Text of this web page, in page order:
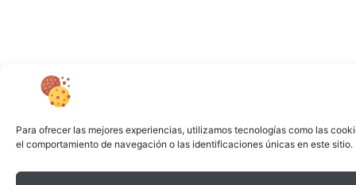
Para ofrecer las mejores experiencias, utilizamos tecnologías como las
el comportamiento de navegación o las identificaciones únicas en este